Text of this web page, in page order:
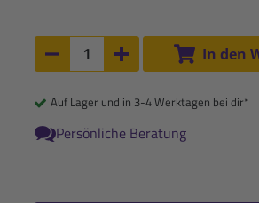
Anzahl:
Anzahl um 1 verringern
Anzahl um 1In den
Auf Lager und in 3-4 Werktagen bei dir*
Persönliche Beratung